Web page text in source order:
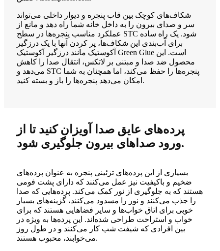
شکاف‌های کوچک بین قاب پنجره و دیوار داخلی می‌تواند
سر و صدای بیرون را به داخل خانه شما راه دهد و مانع از
عملکرد مناسب پنجره‌ها در سطح STC شود. یک راه ساده
برای آب‌بندی این شکاف‌ها، پر کردن آنها با یک درزگیر
آکوستیک مانند درزگیر آکوستیک Green Glue است. این
محصول ضد صدا و مبتنی بر لاتکس، انتقال صدا را کاهش
می‌دهد و STC پنجره‌ها را حفظ می‌کند، اما همچنان به شما
امکان می‌دهد پنجره‌ها را باز و بسته کنید.
پرده‌های عایق صدا آویزان کنید تا از
ورود صداهای بیرون جلوگیری شود.
بسیاری از این پرده‌های تزئینی پنجره به عنوان پرده‌های
ضخیم و باکیفیت نیز عمل می‌کنند که دارای پشت فومی
هستند که به جلوگیری از نور کمک می‌کند. پرده‌هایی که صدا
را جذب می‌کنند و نور را مسدود می‌کنند، گزینه‌های بسیار
خوبی برای اتاق خواب‌ها و سایر فضاهایی هستند که برای
خواب و استراحت طراحی شده‌اند. این پرده‌ها به ویژه در
بین افرادی که شیفت شب کار می‌کنند و در طول روز
می‌خوابند، محبوب هستند.